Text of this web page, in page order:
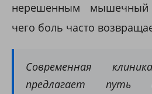
нерешенным мышечный
чего боль часто
Современная
предлагает путь